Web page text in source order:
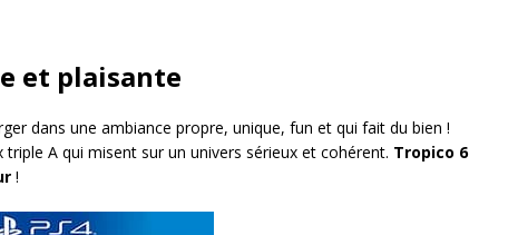
et plaisante
dans une ambiance propre, unique, fun et qui fait du bien !
A qui misent sur un univers sérieux et cohérent. Tropico 6
!